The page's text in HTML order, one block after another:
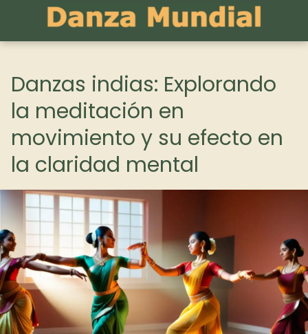
Danzas indias: Explorando
la meditación en
movimiento y su efecto en
la claridad mental